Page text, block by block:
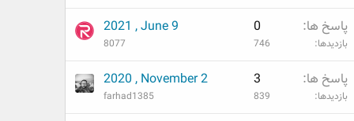
پاسخ ها 0
بازدیدها 746
2021 , June 9
8077
پاسخ ها 3
بازدیدها 839
2020 , November 2
farhad1385